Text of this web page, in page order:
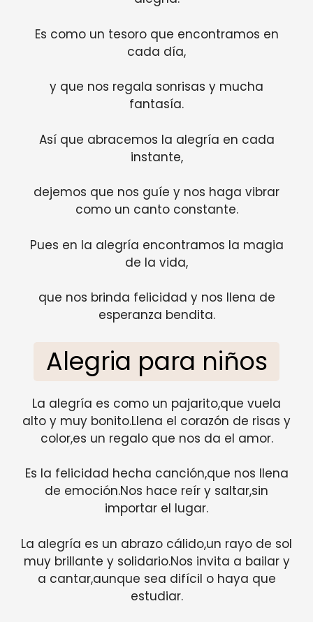
Es como un tesoro que encontramos en
cada día,
y que nos regala sonrisas y mucha
fantasía.
Así que abracemos la alegría en cada
instante,
dejemos que nos guíe y nos haga vibrar
como un canto constante.
Pues en la alegría encontramos la magia
de la vida,
que nos brinda felicidad y nos llena de
esperanza bendita.
Alegria para niños
La alegría es como un pajarito,que vuela
alto y muy bonito.Llena el corazón de risas y
color,es un regalo que nos da el amor.
Es la felicidad hecha canción,que nos llena
de emoción.Nos hace reír y saltar,sin
importar el lugar.
La alegría es un abrazo cálido,un rayo de sol
muy brillante y solidario.Nos invita a bailar y
a cantar,aunque sea difícil o haya que
estudiar.